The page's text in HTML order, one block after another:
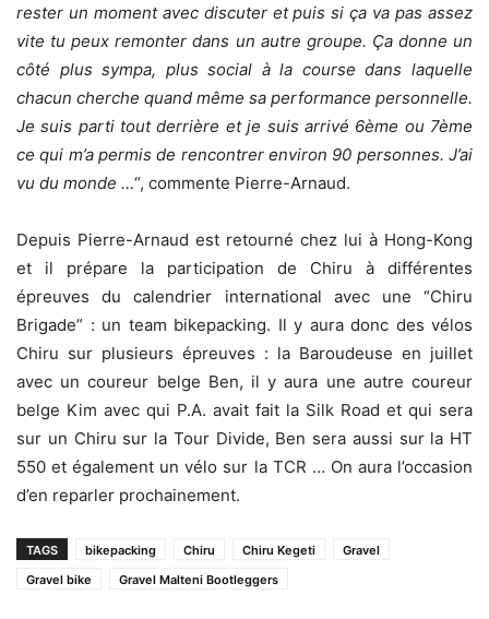
rester un moment avec discuter et puis si ça va pas assez
vite tu peux remonter dans un autre groupe. Ça donne un
côté plus sympa, plus social à la course dans laquelle
chacun cherche quand même sa performance personnelle.
Je suis parti tout derrière et je suis arrivé 6ème ou 7ème
ce qui m’a permis de rencontrer environ 90 personnes. J’ai
vu du monde …“, commente Pierre-Arnaud.
Depuis Pierre-Arnaud est retourné chez lui à Hong-Kong
et il prépare la participation de Chiru à différentes
épreuves du calendrier international avec une “Chiru
Brigade” : un team bikepacking. Il y aura donc des vélos
Chiru sur plusieurs épreuves : la Baroudeuse en juillet
avec un coureur belge Ben, il y aura une autre coureur
belge Kim avec qui P.A. avait fait la Silk Road et qui sera
sur un Chiru sur la Tour Divide, Ben sera aussi sur la HT
550 et également un vélo sur la TCR … On aura l’occasion
d’en reparler prochainement.
TAGS bikepacking Chiru Chiru Kegeti
Gravel
Gravel bike
Gravel Malteni Bootleggers